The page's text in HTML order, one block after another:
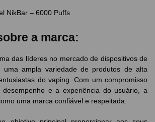
NikBar – 6000 Puffs
a marca:
das líderes no mercado de dispositivos de
uma ampla variedade de produtos de alta
do vaping. Com um compromisso
e a experiência do usuário, a
uma marca confiável e respeitada.